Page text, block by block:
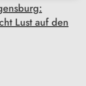
Lust auf den